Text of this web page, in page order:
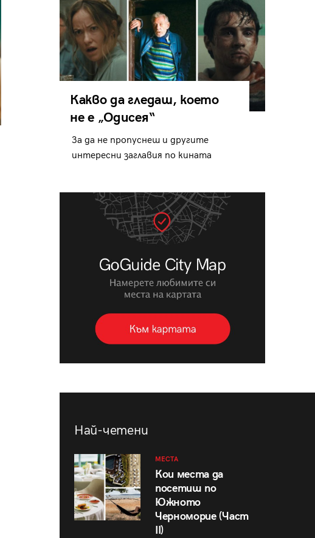
Какво да гледаш, което
не е „Одисея“
За да не пропуснеш и другите
интересни заглавия по кината
Най-четени
МЕСТА
Кои места да
посетиш по
Южното
Черноморие (Част
II)